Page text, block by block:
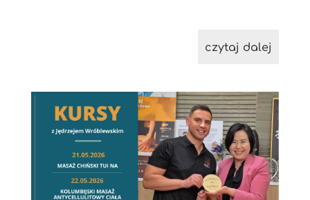
czytaj dalej